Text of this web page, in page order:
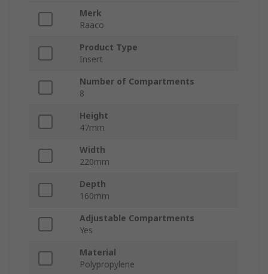
Merk
Raaco
Product Type
Insert
Number of Compartments
8
Height
47mm
Width
220mm
Depth
160mm
Adjustable Compartments
Yes
Material
Polypropylene